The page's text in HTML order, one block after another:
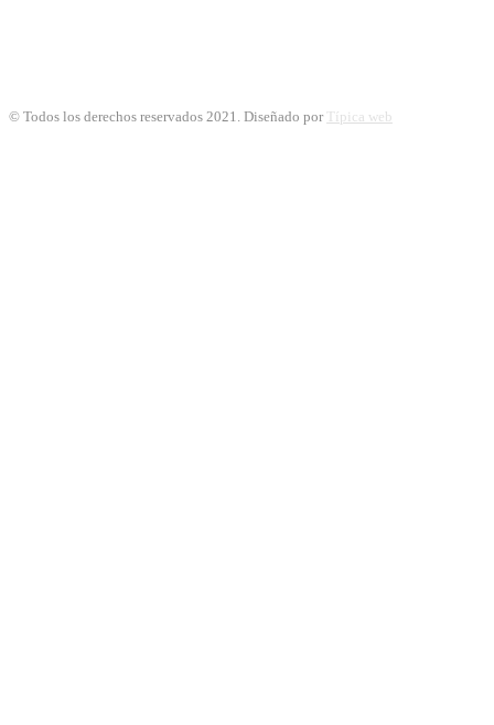
© Todos los derechos reservados 2021. Diseñado por Típica web